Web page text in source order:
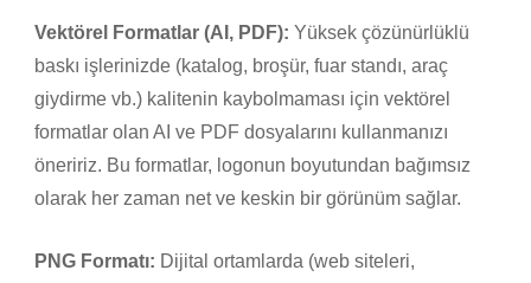
Vektörel Formatlar (AI, PDF): Yüksek çözünürlüklü
baskı işlerinizde (katalog, broşür, fuar standı, araç
giydirme vb.) kalitenin kaybolmaması için vektörel
formatlar olan AI ve PDF dosyalarını kullanmanızı
öneririz. Bu formatlar, logonun boyutundan bağımsız
olarak her zaman net ve keskin bir görünüm sağlar.
PNG Formatı: Dijital ortamlarda (web siteleri,